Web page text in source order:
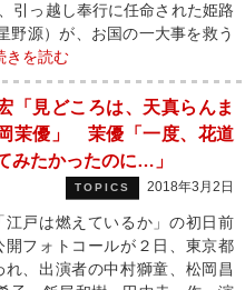
っ越し奉行に任命された姫路
野源）が、お国の一大事を救う
きを読む
「見どころは、天真らんま
茉優」 茉優「一度、花道
みたかったのに…」
TOPICS 2018年3月2日
戸は燃えているか」の初日前
開フォトコールが２日、東京都
れ、出演者の中村獅童、松岡昌